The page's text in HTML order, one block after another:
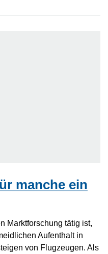
manche ein
Marktforschung tätig ist,
Aufenthalt in
von Flugzeugen. Als